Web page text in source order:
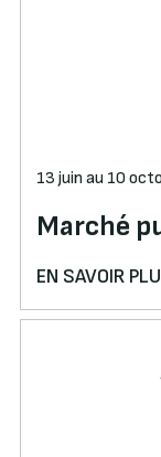
13 juin au 10
Marché
EN SAVOIR